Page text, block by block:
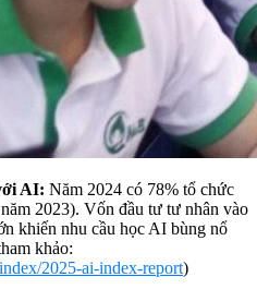
AI: Năm 2024 có 78% tổ chức
2023). Vốn đầu tư tư nhân vào
khiến nhu cầu học AI bùng nổ
khảo:
2025-ai-index-report)